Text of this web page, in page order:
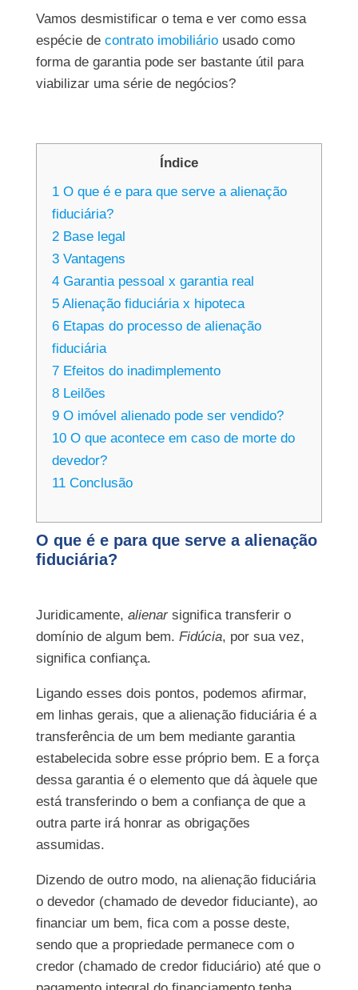
Vamos desmistificar o tema e ver como essa
espécie de contrato imobiliáriousado como
forma de garantia pode ser bastante útil para
viabilizar uma série de negócios?
Índice
1 O que é e para que serve a alienação
fiduciária?
2 Base legal
3 Vantagens
4 Garantia pessoal x garantia real
5 Alienação fiduciária x hipoteca
6 Etapas do processo de alienação
fiduciária
7 Efeitos do inadimplemento
8 Leilões
9 O imóvel alienado pode ser vendido?
10 O que acontece em caso de morte do
devedor?
11 Conclusão
O que é e para que serve a alienação
fiduciária?
Juridicamente, alienarsignifica transferir o
domínio de algum bem. Fidúcia, por sua vez,
significa confiança.
Ligando esses dois pontos, podemos afirmar,
em linhas gerais, que a alienação fiduciária é a
transferência de um bem mediante garantia
estabelecida sobre esse próprio bem. E a força
dessa garantia é o elemento que dá àquele que
está transferindo o bem a confiança de que a
outra parte irá honrar as obrigações
assumidas.
Dizendo de outro modo, na alienação fiduciária
o devedor (chamado de devedor fiduciante), ao
financiar um bem, fica com a posse deste,
sendo que a propriedade permanece com o
credor (chamado de credor fiduciário) até que o